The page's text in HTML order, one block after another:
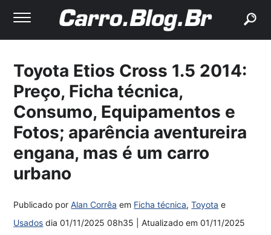
Toyota Etios Cross 1.5 2014:
Preço, Ficha técnica,
Consumo, Equipamentos e
Fotos; aparência aventureira
engana, mas é um carro
urbano
Publicado porAlan Corrêa em Ficha técnica,Toyota e
Usados dia01/11/2025 08h35 | Atualizado em01/11/2025